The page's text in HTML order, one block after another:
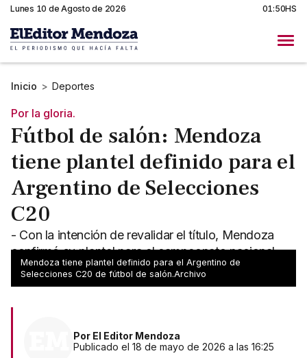
Lunes 10 de Agosto de 2026 01:50HS
Inicio > Deportes
Por la gloria.
Fútbol de salón: Mendoza
tiene plantel definido para el
Argentino de Selecciones
C20
- Con la intención de revalidar el título, Mendoza
confirmó su plantel para el campeonato nacional
C20 de fútbol de salón - La Borravino es candidata
Mendoza tiene plantel definido para el Argentino de
Selecciones C20 de fútbol de salón.Archivo
Por El Editor Mendoza
Publicado el 18 de mayo de 2026 a las 16:25